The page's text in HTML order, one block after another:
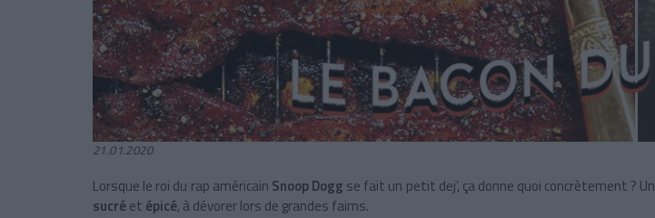
21.01.2020
Lorsque le roi du rap américain Snoop Dogg se fait un petit dej’, ça donne quoi concrètement ? Un
sucréet épicé, à dévorer lors de grandes faims.